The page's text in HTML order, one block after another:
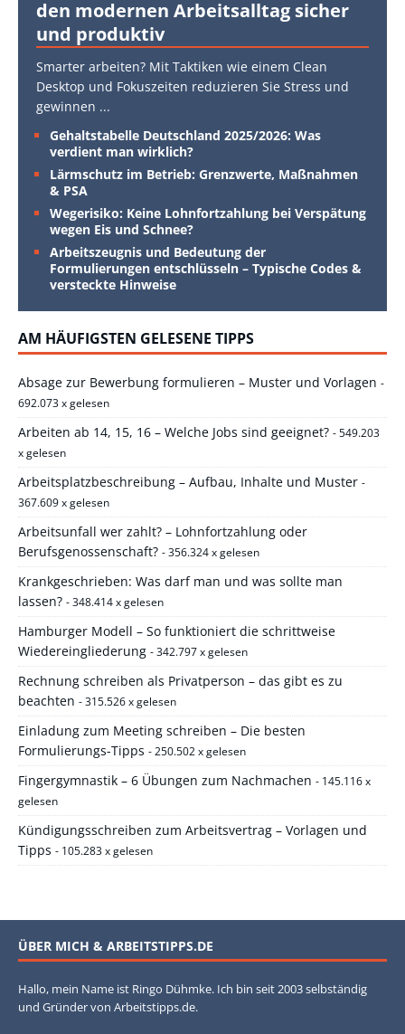
den modernen Arbeitsalltag sicher
und produktiv
Smarter arbeiten? Mit Taktiken wie einem Clean
Desktop und Fokuszeiten reduzieren Sie Stress und
gewinnen ...
Gehaltstabelle Deutschland 2025/2026: Was
verdient man wirklich?
Lärmschutz im Betrieb: Grenzwerte, Maßnahmen
& PSA
Wegerisiko: Keine Lohnfortzahlung bei Verspätung
wegen Eis und Schnee?
Arbeitszeugnis und Bedeutung der
Formulierungen entschlüsseln – Typische Codes &
versteckte Hinweise
AM HÄUFIGSTEN GELESENE TIPPS
Absage zur Bewerbung formulieren – Muster und Vorlagen -
692.073 x gelesen
Arbeiten ab 14, 15, 16 – Welche Jobs sind geeignet? - 549.203
x gelesen
Arbeitsplatzbeschreibung – Aufbau, Inhalte und Muster -
367.609 x gelesen
Arbeitsunfall wer zahlt? – Lohnfortzahlung oder
Berufsgenossenschaft? - 356.324 x gelesen
Krankgeschrieben: Was darf man und was sollte man
lassen? - 348.414 x gelesen
Hamburger Modell – So funktioniert die schrittweise
Wiedereingliederung - 342.797 x gelesen
Rechnung schreiben als Privatperson – das gibt es zu
beachten - 315.526 x gelesen
Einladung zum Meeting schreiben – Die besten
Formulierungs-Tipps - 250.502 x gelesen
Fingergymnastik – 6 Übungen zum Nachmachen - 145.116 x
gelesen
Kündigungsschreiben zum Arbeitsvertrag – Vorlagen und
Tipps - 105.283 x gelesen
ÜBER MICH & ARBEITSTIPPS.DE
Hallo, mein Name ist Ringo Dühmke. Ich bin seit 2003 selbständig
und Gründer von Arbeitstipps.de.